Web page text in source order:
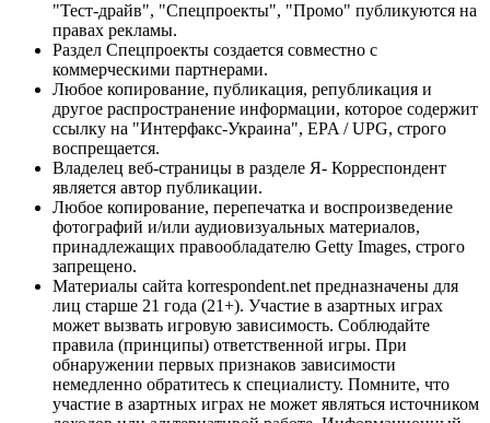
"Тест-драйв", "Спецпроекты", "Промо" публикуются на
правах рекламы.
Раздел Спецпроекты создается совместно с
коммерческими партнерами.
Любое копирование, публикация, републикация и
другое распространение информации, которое содержит
ссылку на "Интерфакс-Украина", EPA / UPG, строго
воспрещается.
Владелец веб-страницы в разделе Я- Корреспондент
является автор публикации.
Любое копирование, перепечатка и воспроизведение
фотографий и/или аудиовизуальных материалов,
принадлежащих правообладателю Getty Images, строго
запрещено.
Материалы сайта korrespondent.net предназначены для
лиц старше 21 года (21+). Участие в азартных играх
может вызвать игровую зависимость. Соблюдайте
правила (принципы) ответственной игры. При
обнаружении первых признаков зависимости
немедленно обратитесь к специалисту. Помните, что
участие в азартных играх не может являться источником